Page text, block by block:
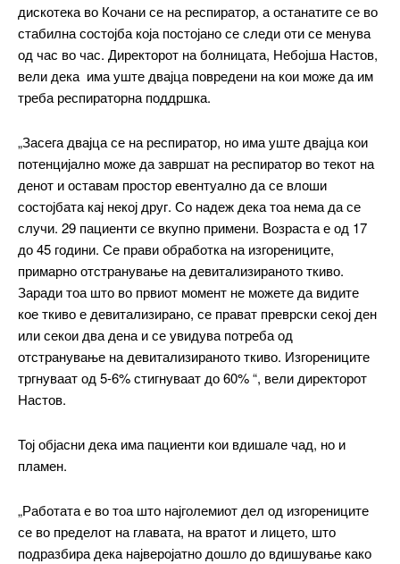
бесплатно / forever
дискотека во Кочани се на респиратор, а останатите се во
стабилна состојба која постојано се следи оти се менува
од час во час. Директорот на болницата, Небојша Настов,
вели дека има уште двајца повредени на кои може да им
треба респираторна поддршка.
„Засега двајца се на респиратор, но има уште двајца кои
потенцијално може да завршат на респиратор во текот на
денот и оставам простор евентуално да се влоши
состојбата кај некој друг. Со надеж дека тоа нема да се
случи. 29 пациенти се вкупно примени. Возраста е од 17
до 45 години. Се прави обработка на изгорениците,
примарно отстранување на девитализираното ткиво.
Заради тоа што во првиот момент не можете да видите
кое ткиво е девитализирано, се прават преврски секој ден
или секои два дена и се увидува потреба од
отстранување на девитализираното ткиво. Изгорениците
тргнуваат од 5-6% стигнуваат до 60% “, вели директорот
Настов.
Тој објасни дека има пациенти кои вдишале чад, но и
пламен.
„Работата е во тоа што најголемиот дел од изгорениците
се во пределот на главата, на вратот и лицето, што
подразбира дека најверојатно дошло до вдишување како